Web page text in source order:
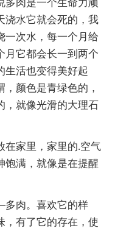
多肉是一个生命力顽
浇水它就会死的，我
一次水，每一个月给
月它都会长一到两个
生活也变得美好起
颜色是青绿色的，
，就像光滑的大理石
在家里，家里的.空气
饱满，就像是在提醒
肉。喜欢它的样
，有了它的存在，使